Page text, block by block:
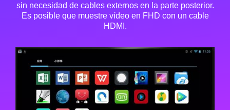
sin necesidad de cables externos en la parte posterior.
Es posible que muestre vídeo en FHD con un cable
HDMI.